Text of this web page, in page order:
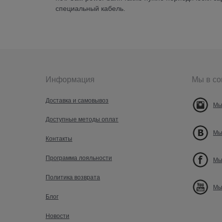
специальный кабель.
Информация
Доставка и самовывоз
Доступные методы оплат
Контакты
Программа лояльности
Политика возврата
Блог
Новости
Мы в
Мы
Мы
Мы
Мы